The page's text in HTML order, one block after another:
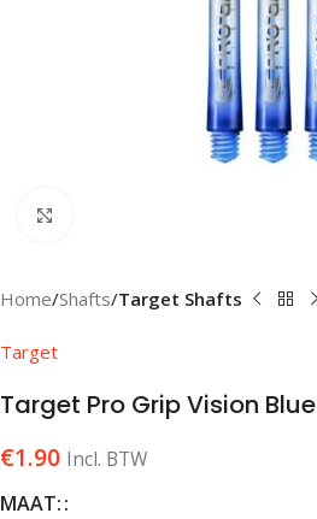
Home Shafts Target Shafts
Target
Target Pro Grip Vision Blue
€1.90 Incl. BTW
MAAT: